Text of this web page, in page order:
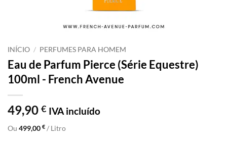
INÍCIO / PERFUMES PARA HOMEM
Eau de Parfum Pierce (Série Equestre)
100ml - French Avenue
49,90 € IVA incluído
Ou 499,00 € / Litro